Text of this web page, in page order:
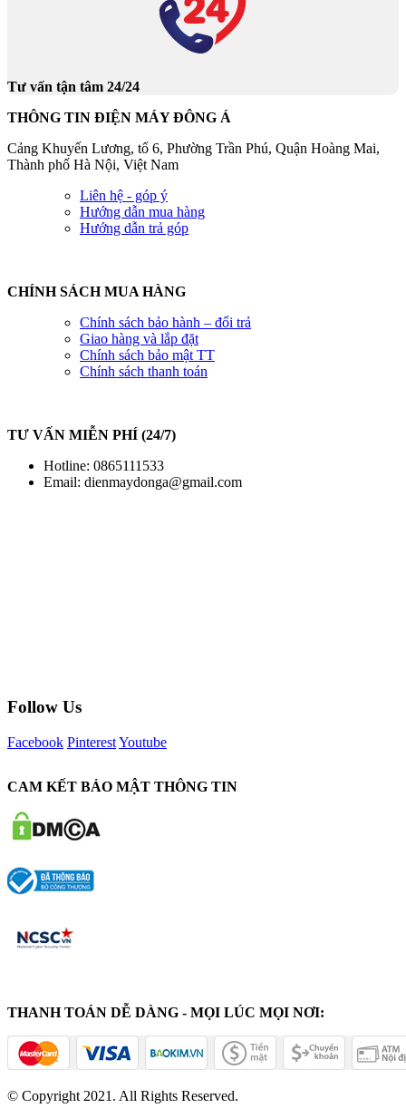
Tư vấn tận tâm 24/24
THÔNG TIN ĐIỆN MÁY ĐÔNG Á
Cảng Khuyến Lương, tổ 6, Phường Trần Phú, Quận Hoàng Mai,
Thành phố Hà Nội, Việt Nam
Liên hệ - góp ý
Hướng dẫn mua hàng
Hướng dẫn trả góp
CHÍNH SÁCH MUA HÀNG
Chính sách bảo hành – đổi trả
Giao hàng và lắp đặt
Chính sách bảo mật TT
Chính sách thanh toán
TƯ VẤN MIỄN PHÍ (24/7)
Hotline: 0865111533
Email: dienmaydonga@gmail.com
Follow Us
Facebook PinterestYoutube
CAM KẾT BẢO MẬT THÔNG TIN
THANH TOÁN DỄ DÀNG - MỌI LÚC MỌI NƠI:
© Copyright 2021. All Rights Reserved.